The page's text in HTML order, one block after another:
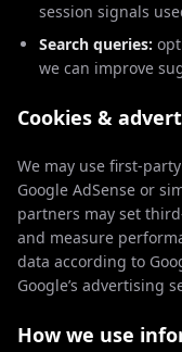
session signals
Search queries:
we can improve
Cookies &
We may use first-
Google AdSense or
partners may set
and measure
data according to
Google’s advertising
How we use